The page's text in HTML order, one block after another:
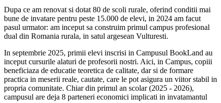
Dupa ce am renovat si dotat 80 de scoli rurale, oferind conditii mai
bune de invatare pentru peste 15.000 de elevi, in 2024 am facut
pasul urmator: am inceput sa construim primul campus profesional
dual din Romania rurala, in satul argesean Vulturesti.
In septembrie 2025, primii elevi inscrisi in Campusul BookLand au
inceput cursurile alaturi de profesorii nostri. Aici, in Campus, copiii
beneficiaza de educatie teoretica de calitate, dar si de formare
practica in meserii reale, cautate, care le pot asigura un viitor stabil in
propria comunitate. Chiar din primul an scolar (2025 - 2026),
campusul are deja 8 parteneri economici implicati in invatamantul